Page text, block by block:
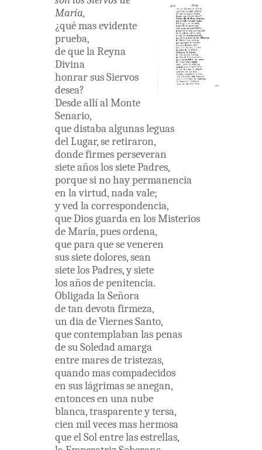
María,
¿quémasevidente
prueba,
dequelaReyna
Divina
honrarsusSiervos
desea?
DesdeallíalMonte
Senario,
quedistabaalgunasleguas
delLugar,seretiraron,
dondefirmesperseveran
sieteañoslossietePadres,
porquesinohaypermanencia
en lavirtud,nadavale;
yvedlacorrespondencia,
queDiosguardaen losMisterios
deMaría,puesordena,
queparaqueseveneren
sussietedolores,sean
sietelosPadres,ysiete
losañosdepenitencia.
ObligadalaSeñora
detan devotafirmeza,
un diadeViernesSanto,
quecontemplaban laspenas
desuSoledadamarga
entremaresdetristezas,
quandomascompadecidos
en suslágrimasseanegan,
entoncesen unanube
blanca,trasparenteytersa,
cien milvecesmashermosa
queelSolentrelasestrellas,